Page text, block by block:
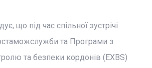
що під час спільної зустрічі
та Програми з
та безпеки кордонів (EXBS)